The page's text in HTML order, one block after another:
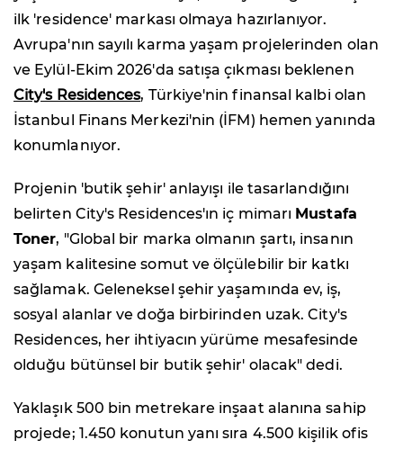
ilk 'residence' markası olmaya hazırlanıyor.
Avrupa'nın sayılı karma yaşam projelerinden olan
ve Eylül-Ekim 2026'da satışa çıkması beklenen
City's Residences, Türkiye'nin finansal kalbi olan
İstanbul Finans Merkezi'nin (İFM) hemen yanında
konumlanıyor.
Projenin 'butik şehir' anlayışı ile tasarlandığını
belirten City's Residences'ın iç mimarı Mustafa
Toner, "Global bir marka olmanın şartı, insanın
yaşam kalitesine somut ve ölçülebilir bir katkı
sağlamak. Geleneksel şehir yaşamında ev, iş,
sosyal alanlar ve doğa birbirinden uzak. City's
Residences, her ihtiyacın yürüme mesafesinde
olduğu bütünsel bir butik şehir' olacak" dedi.
Yaklaşık 500 bin metrekare inşaat alanına sahip
projede; 1.450 konutun yanı sıra 4.500 kişilik ofis